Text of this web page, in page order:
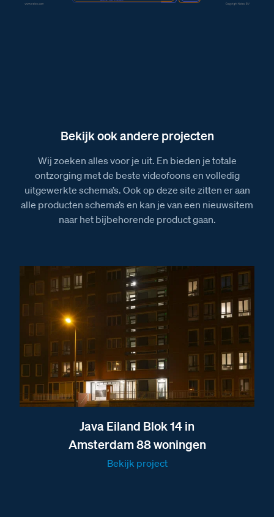
Bekijk ook andere projecten
Wij zoeken alles voor je uit. En bieden je totale
ontzorging met de beste videofoons en volledig
uitgewerkte schema’s. Ook op deze site zitten er aan
alle producten schema’s en kan je van een nieuwsitem
naar het bijbehorende product gaan.
Java Eiland Blok 14 in
Amsterdam 88 woningen
Bekijk project